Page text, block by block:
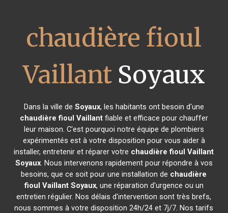
chaudière fioul
VaillantSoyaux
Dans la ville de Soyaux, les habitants ont besoin d'une
chaudière fioul Vaillantfiable et efficace pour chauffer
leur maison. C'est pourquoi notre équipe de plombiers
expérimentés est à votre disposition pour vous aider à
installer, entretenir et réparer votre chaudière fioul Vaillant
Soyaux. Nous intervenons rapidement pour répondre à vos
besoins, que ce soit pour une installation de chaudière
fioul Vaillant Soyaux, une réparation d'urgence ou un
entretien régulier. Nos délais d'intervention sont très brefs,
nous sommes à votre disposition 24h/24 et 7j/7. Nos tarifs